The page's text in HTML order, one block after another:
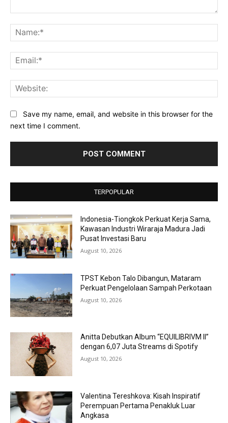
Save my name, email, and website in this browser for the
next time I comment.
TERPOPULAR
Indonesia-Tiongkok Perkuat Kerja Sama,
Kawasan Industri Wiraraja Madura Jadi
Pusat Investasi Baru
August 10, 2026
TPST Kebon Talo Dibangun, Mataram
Perkuat Pengelolaan Sampah Perkotaan
August 10, 2026
Anitta Debutkan Album “EQUILIBRIVM II”
dengan 6,07 Juta Streams di Spotify
August 10, 2026
Valentina Tereshkova: Kisah Inspiratif
Perempuan Pertama Penakluk Luar
Angkasa